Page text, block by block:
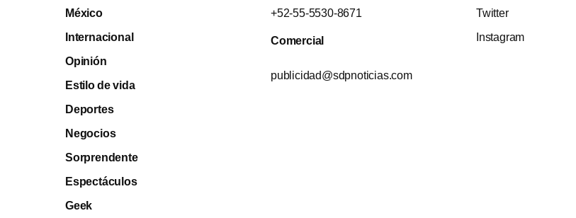
México
Internacional
Opinión
Estilo de vida
Deportes
Negocios
Sorprendente
Espectáculos
Geek
+52-55-5530-8671
Comercial
publicidad@sdpnoticias.com
Twitter
Instagram